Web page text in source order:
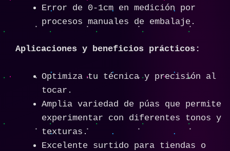
Error de 0-1cm en medición por
procesos manuales de embalaje.
Aplicaciones y beneficios prácticos:
Optimiza tu técnica y precisión al
tocar.
Amplia variedad de púas que permite
experimentar con diferentes tonos y
texturas.
Excelente surtido para tiendas o